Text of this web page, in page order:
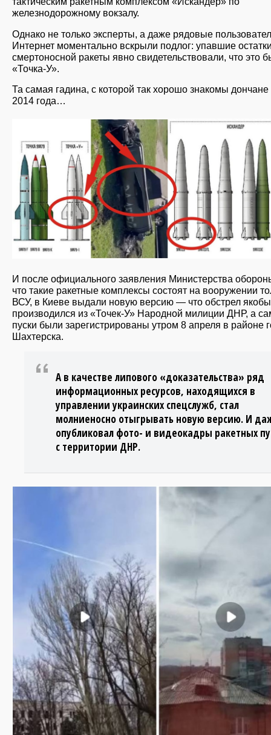
железнодорожному вокзалу.
Однако не только эксперты, а даже рядовые
Интернет моментально вскрыли подлог: упавшие
смертоносной ракеты явно свидетельствовали, что это
«Точка-У».
Та самая гадина, с которой так хорошо знакомы
2014 года…
И после официального заявления Министерства
что такие ракетные комплексы состоят на вооружении
ВСУ, в Киеве выдали новую версию — что обстрел якобы
производился из «Точек-У» Народной милиции ДНР, а
пуски были зарегистрированы утром 8 апреля в районе
Шахтерска.
А в качестве липового «доказательства» ряд
информационных ресурсов, находящихся в
управлении украинских спецслужб, стал
молниеносно отыгрывать новую версию. И
опубликовал фото- и видеокадры ракетных
с территории ДНР.
slayd2_165.jpg